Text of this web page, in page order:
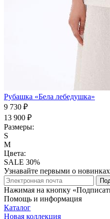
Рубашка «Бела лебедушка»
9 730 ₽
13 900 ₽
Размеры:
S
M
Цвета:
SALE 30%
Узнавайте первыми о
Нажимая на кнопку
Помощь и информация
Каталог
Новая коллекция